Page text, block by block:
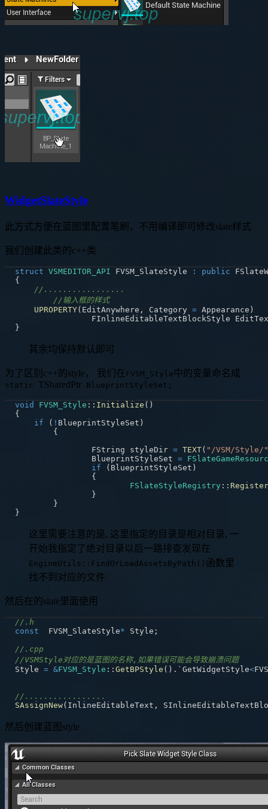
WidgetSlateStyle
此方式方便在蓝图里配置笔刷，不用编译即可修改slate样式
我们创建此类的c++类
struct VSMEDITOR_API FVSM_SlateStyle :
public
{
//.................
//输入框的样式
UPROPERTY( EditAnywhere , Category = Appearance )
FInlineEditableTextBlockStyle
}
其余均保持默认即可
为了区别c++的style， 我们在 FVSM_Style 中的变量命名成
static TSharedPtr BlueprintStyleSet;
void FVSM_Style :: Initialize ( )
{
if
( ! BlueprintStyleSet )
{
		FString styleDir
= TEXT( "/VSM/Style/"
		BlueprintStyleSet
=
if
( BlueprintStyleSet )
{
FSlateStyleRegistry ::
}
}
}
这里需要注意的是, 这里指定的目录是相对目录, 一
开始我指定了绝对目录以后一路排查发现在
EngineUtils::FindOrLoadAssetsByPath() 函数里
找不到对应的文件
然后在的slate里面使用
//.h
const
  FVSM_SlateStyle
* Style ;
//.cpp
//VSMStyle对应的是蓝图的名称,如果错误可能会导致崩溃问题
Style = &FVSM_Style :: GetBPStyle ( ) . `GetWidgetStyle<
//.................
SAssignNew( InlineEditableText ,
然后创建蓝图style